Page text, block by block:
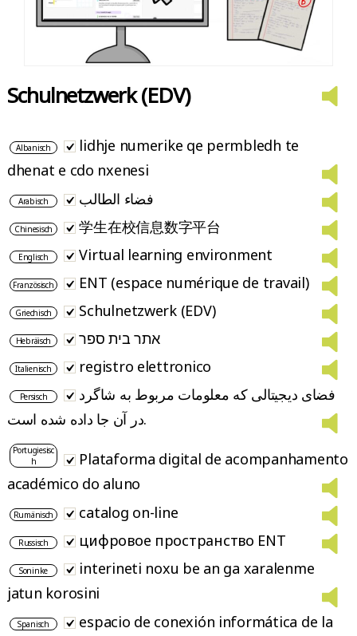
Schulnetzwerk (EDV)
Albanisch
lidhje numerike qe permbledh te
dhenat e cdo nxenesi
Arabisch فضاء الطالب
Chinesisch 学生在校信息数字平台
Englisch Virtual learning environment
Französisch ENT (espace numérique de travail)
Griechisch Schulnetzwerk (EDV)
Hebräisch אתר בית ספר
Italienisch registro elettronico
Persisch
فضای دیجیتالی که معلومات مربوط به شاگرد
در آن جا داده شده است.
Portugiesisc
h
Plataforma digital de acompanhamento
académico do aluno
Rumänisch catalog on-line
Russisch цифровое пространство ENT
Soninke
interineti noxu be an ga xaralenme
jatun korosini
Spanisch
espacio de conexión informática de la